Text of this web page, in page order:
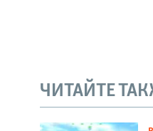
ЧИТАЙТЕ